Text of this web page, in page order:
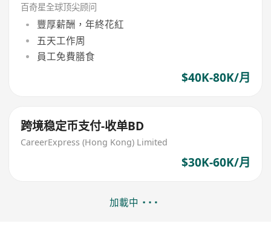
百奇星全球顶尖顾问
豐厚薪酬，年終花紅
五天工作周
員工免費膳食
$40K-80K/月
跨境稳定币支付-收单BD
CareerExpress (Hong Kong) Limited
$30K-60K/月
加載中